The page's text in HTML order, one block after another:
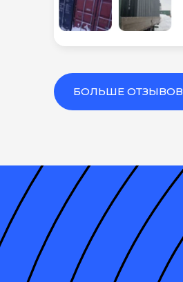
БОЛЬШЕ ОТЗЫВОВ